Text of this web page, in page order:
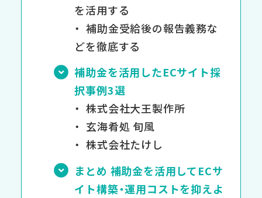
を活用する
補助金受給後の報告義務な
どを徹底する
補助金を活用したECサイト採
択事例3選
株式会社大王製作所
玄海肴処 旬風
株式会社たけし
まとめ 補助金を活用してECサ
イト構築・運用コストを抑えよ